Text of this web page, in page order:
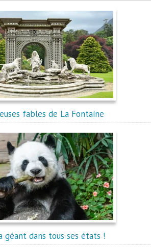
fables de La Fontaine
géant dans tous ses états !